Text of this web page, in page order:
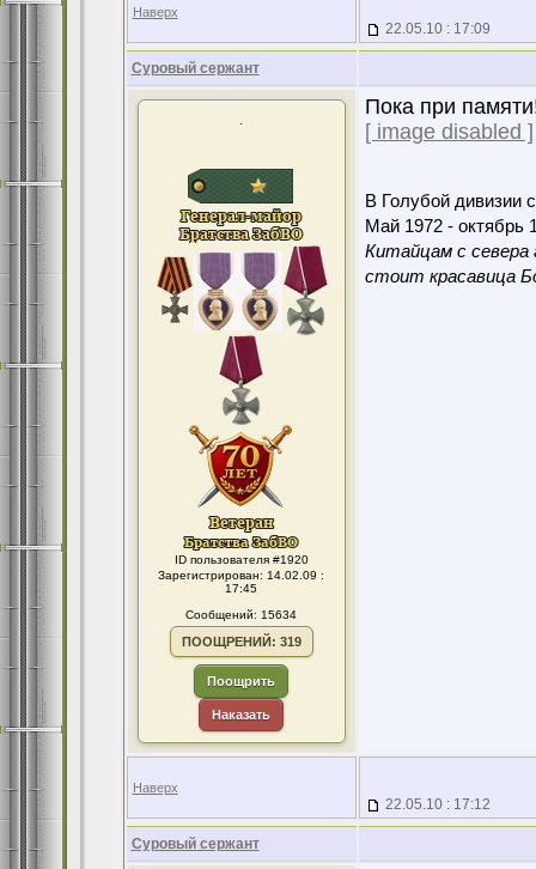
Наверх
22.05.10 : 17:09
Суровый сержант
.
ID пользователя #1920
Зарегистрирован: 14.02.09 :
17:45
Сообщений: 15634
ПООЩРЕНИЙ: 319
Поощрить
Наказать
Пока при
[ image disabled ]
В Голубой дивизии
Май 1972 - октябрь
Китайцам с севера
стоит красавица
Наверх
22.05.10 : 17:12
Суровый сержант